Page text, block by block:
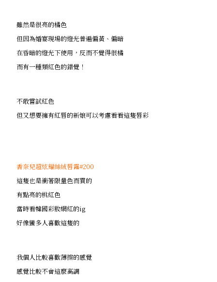
雖然是很亮的橘色
但因為婚宴現場的燈光普遍偏黃、偏暗
在昏暗的燈光下使用，反而不覺得很橘
而有一種類紅色的錯覺！
不敢嘗試紅色
但又想要擁有紅唇的新娘可以考慮看看這隻唇彩
香奈兒超炫耀絲絨唇露#200
這隻也是衝著限量色而買的
有點亮的桃紅色
當時看韓國彩妝網紅的ig
好像蠻多人喜歡這隻的
我個人比較喜歡薄擦的感覺
感覺比較不會這麼高調